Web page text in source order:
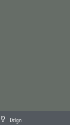
Dzign